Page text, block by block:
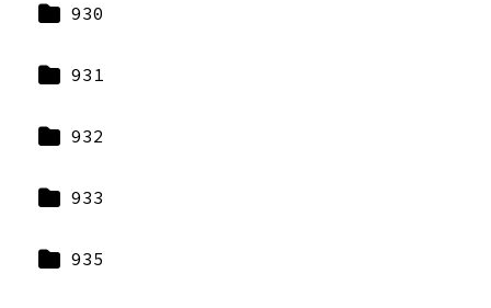
930
931
932
933
935